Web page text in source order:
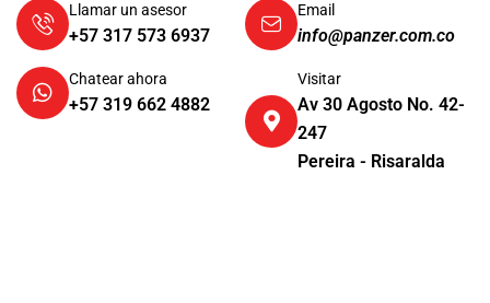
Llamar un asesor
+57 317 573 6937
Chatear ahora
+57 319 662 4882
Email
info@panzer.com.co
Visitar
Av 30 Agosto No. 42-
247
Pereira - Risaralda